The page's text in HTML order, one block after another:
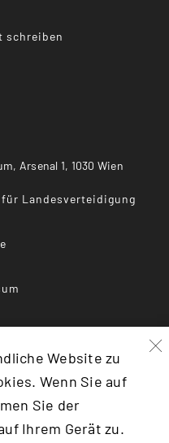
schreiben
Arsenal 1, 1030 Wien
Landesverteidigung
Website zu
Wenn Sie auf
Sie der
Ihrem Gerät zu.